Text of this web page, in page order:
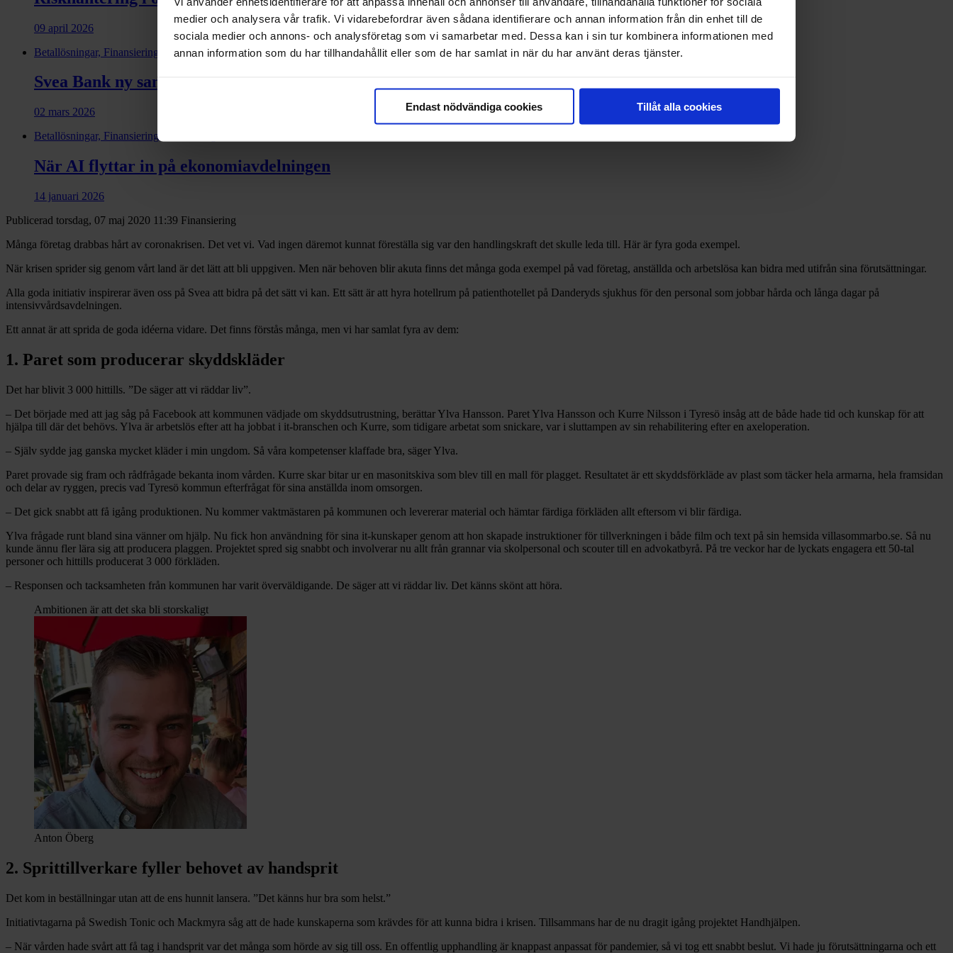
medier och analysera vår trafik. Vi vidarebefordrar även sådana identifierare och annan information från din enhet till de
sociala medier och annons- och analysföretag som vi samarbetar med. Dessa kan i sin tur kombinera informationen med
annan information som du har tillhandahållit eller som de har samlat in när du har använt deras tjänster.
Endast nödvändiga cookies Tillåt alla cookies
09 april 2026
Betallösningar, Finansiering
Svea Bank ny samarbets­partner till Di Gasell
02 mars 2026
Betallösningar, Finansiering, Fakturering
När AI flyttar in på ekonomiavdelningen
14 januari 2026
Publicerad torsdag, 07 maj 2020 11:39 Finansiering
Många företag drabbas hårt av coronakrisen. Det vet vi. Vad ingen däremot kunnat föreställa sig var den handlingskraft det skulle leda till. Här är fyra goda exempel.
När krisen sprider sig genom vårt land är det lätt att bli uppgiven. Men när behoven blir akuta finns det många goda exempel på vad företag, anställda och arbetslösa kan bidra med utifrån sina förutsättningar.
Alla goda initiativ inspirerar även oss på Svea att bidra på det sätt vi kan. Ett sätt är att hyra hotellrum på patienthotellet på Danderyds sjukhus för den personal som jobbar hårda och långa dagar på
intensivvårdsavdelningen.
Ett annat är att sprida de goda idéerna vidare. Det finns förstås många, men vi har samlat fyra av dem:
1. Paret som producerar skyddskläder
Det har blivit 3 000 hittills. ”De säger att vi räddar liv”.
– Det började med att jag såg på Facebook att kommunen vädjade om skyddsutrustning, berättar Ylva Hansson. Paret Ylva Hansson och Kurre Nilsson i Tyresö insåg att de både hade tid och kunskap för att
hjälpa till där det behövs. Ylva är arbetslös efter att ha jobbat i it-branschen och Kurre, som tidigare arbetat som snickare, var i sluttampen av sin rehabilitering efter en axeloperation.
– Själv sydde jag ganska mycket kläder i min ungdom. Så våra kompetenser klaffade bra, säger Ylva.
Paret provade sig fram och rådfrågade bekanta inom vården. Kurre skar bitar ur en masonitskiva som blev till en mall för plagget. Resultatet är ett skyddsförkläde av plast som täcker hela armarna, hela framsidan
och delar av ryggen, precis vad Tyresö kommun efterfrågat för sina anställda inom omsorgen.
– Det gick snabbt att få igång produktionen. Nu kommer vaktmästaren på kommunen och levererar material och hämtar färdiga förkläden allt eftersom vi blir färdiga.
Ylva frågade runt bland sina vänner om hjälp. Nu fick hon användning för sina it-kunskaper genom att hon skapade instruktioner för tillverkningen i både film och text på sin hemsida villasommarbo.se. Så nu
kunde ännu fler lära sig att producera plaggen. Projektet spred sig snabbt och involverar nu allt från grannar via skolpersonal och scouter till en advokatbyrå. På tre veckor har de lyckats engagera ett 50-tal
personer och hittills producerat 3 000 förkläden.
– Responsen och tacksamheten från kommunen har varit överväldigande. De säger att vi räddar liv. Det känns skönt att höra.
Ambitionen är att det ska bli storskaligt
Anton Öberg
2. Sprittillverkare fyller behovet av handsprit
Det kom in beställningar utan att de ens hunnit lansera. ”Det känns hur bra som helst.”
Initiativtagarna på Swedish Tonic och Mackmyra såg att de hade kunskaperna som krävdes för att kunna bidra i krisen. Tillsammans har de nu dragit igång projektet Handhjälpen.
– När vården hade svårt att få tag i handsprit var det många som hörde av sig till oss. En offentlig upphandling är knappast anpassat för pandemier, så vi tog ett snabbt beslut. Vi hade ju förutsättningarna och ett